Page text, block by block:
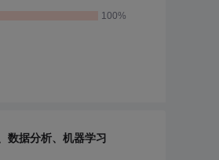
100%
数据分析、机器学习